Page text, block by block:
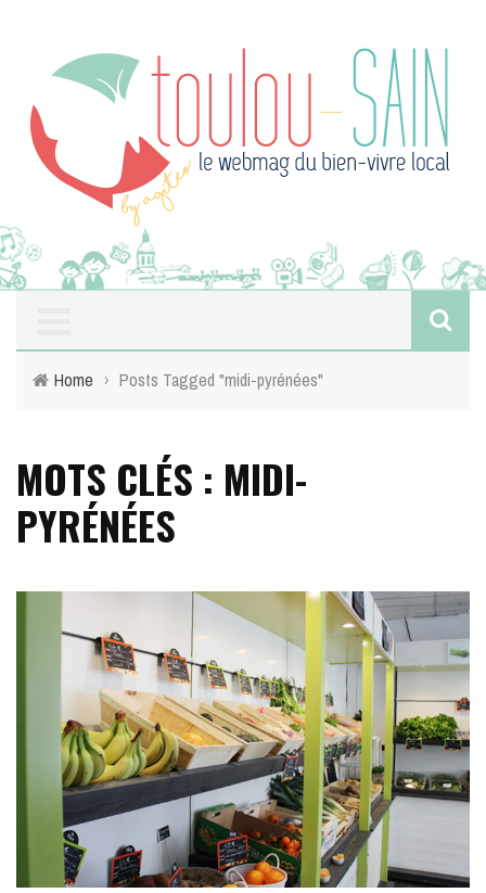
Home › Posts Tagged "midi-pyrénées"
MOTS CLÉS : MIDI-
PYRÉNÉES